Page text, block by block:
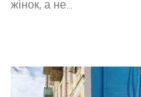
жінок, а не...